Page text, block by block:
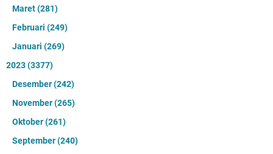
Maret(281)
Februari (249)
Januari (269)
2023(3377)
Desember(242)
November(265)
Oktober(261)
September(240)